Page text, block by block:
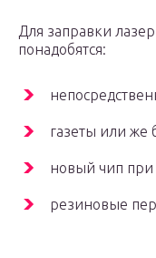
Для заправки
понадобятся:
газеты или же
новый чип при
резиновые